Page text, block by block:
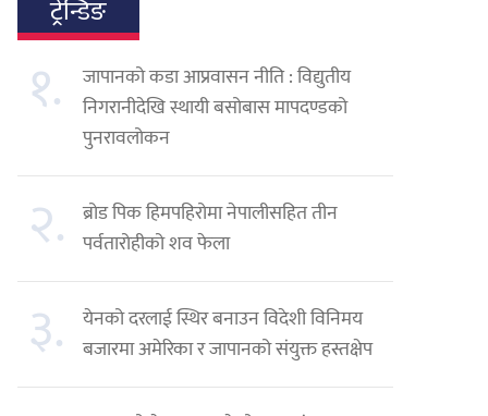
ट्रेन्डिङ
१.
जापानको कडा आप्रवासन नीति : विद्युतीय
निगरानीदेखि स्थायी बसोबास मापदण्डको
पुनरावलोकन
२.
ब्रोड पिक हिमपहिरोमा नेपालीसहित तीन
पर्वतारोहीको शव फेला
३.
येनको दरलाई स्थिर बनाउन विदेशी विनिमय
बजारमा अमेरिका र जापानको संयुक्त हस्तक्षेप